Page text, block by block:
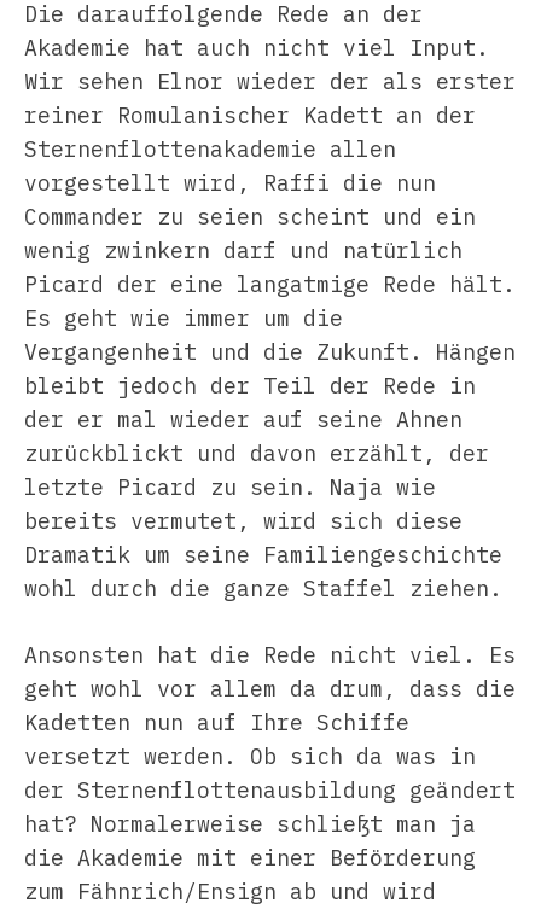
Die darauffolgende Rede an der
Akademie hat auch nicht viel Input.
Wir sehen Elnor wieder der als erster
reiner Romulanischer Kadett an der
Sternenflottenakademie allen
vorgestellt wird, Raffi die nun
Commander zu seien scheint und ein
wenig zwinkern darf und natürlich
Picard der eine langatmige Rede hält.
Es geht wie immer um die
Vergangenheit und die Zukunft. Hängen
bleibt jedoch der Teil der Rede in
der er mal wieder auf seine Ahnen
zurückblickt und davon erzählt, der
letzte Picard zu sein. Naja wie
bereits vermutet, wird sich diese
Dramatik um seine Familiengeschichte
wohl durch die ganze Staffel ziehen.
Ansonsten hat die Rede nicht viel. Es
geht wohl vor allem da drum, dass die
Kadetten nun auf Ihre Schiffe
versetzt werden. Ob sich da was in
der Sternenflottenausbildung geändert
hat? Normalerweise schließt man ja
die Akademie mit einer Beförderung
zum Fähnrich/Ensign ab und wird